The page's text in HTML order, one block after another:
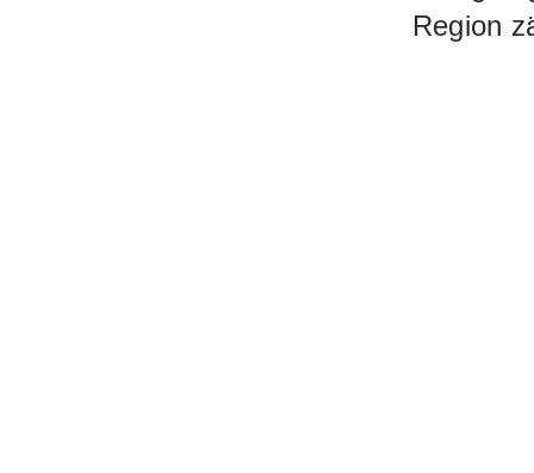
Region